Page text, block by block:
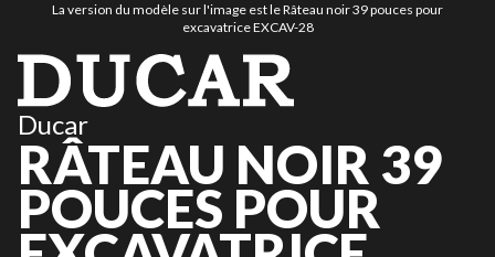
La version du modèle sur l'image est le Râteau noir 39 pouces pour
excavatrice EXCAV-28
Ducar
RÂTEAU NOIR 39
POUCES POUR